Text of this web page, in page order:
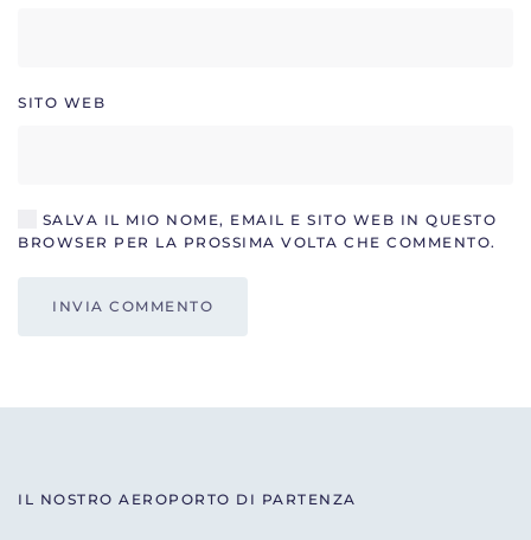
SITO WEB
SALVA IL MIO NOME, EMAIL E SITO WEB IN QUESTO
BROWSER PER LA PROSSIMA VOLTA CHE COMMENTO.
INVIA COMMENTO
IL NOSTRO AEROPORTO DI PARTENZA